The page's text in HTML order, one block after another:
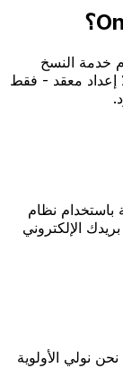
خدمة النسخ
إعداد معقد - فقط
نظام
الإلكتروني
نولي الأولوية